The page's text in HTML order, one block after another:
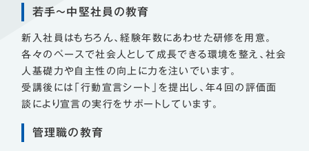
若手〜中堅社員の教育
新入社員はもちろん、経験年数にあわせた研修を用意。
各々のペースで社会人として成長できる環境を整え、社会
人基礎力や自主性の向上に力を注いでいます。
受講後には「行動宣言シート」を提出し、年4回の評価面
談により宣言の実行をサポートしています。
管理職の教育